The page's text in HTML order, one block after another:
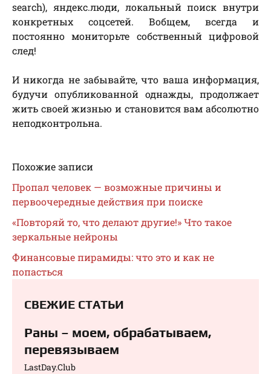
search), яндекс.люди, локальный поиск внутри
конкретных соцсетей. Вобщем, всегда и
постоянно мониторьте собственный цифровой
след!
И никогда не забывайте, что ваша информация,
будучи опубликованной однажды, продолжает
жить своей жизнью и становится вам абсолютно
неподконтрольна.
Похожие записи
Пропал человек — возможные причины и
первоочередные действия при поиске
«Повторяй то, что делают другие!» Что такое
зеркальные нейроны
Финансовые пирамиды: что это и как не
попасться
СВЕЖИЕ СТАТЬИ
Раны – моем, обрабатываем,
перевязываем⁠⁠
LastDay.Club